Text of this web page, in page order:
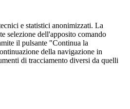
e statistici anonimizzati. La
selezione dell'apposito comando
il pulsante "Continua la
della navigazione in
di tracciamento diversi da quelli